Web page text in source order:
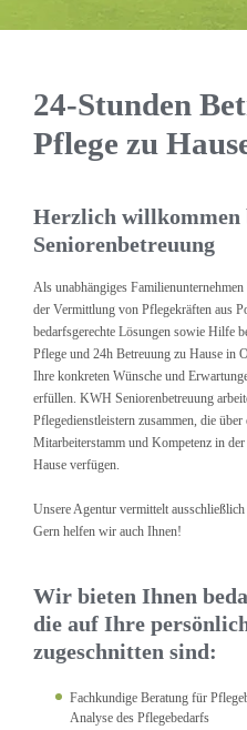
24-Stunden
Pflege zu
Herzlich
Seniorenbetreuung
Als unabhängiges
der Vermittlung von Pflegekräften aus
bedarfsgerechte Lösungen sowie Hilfe
Pflege und 24h Betreuung zu Hause in
Ihre konkreten Wünsche und
erfüllen. KWH Seniorenbetreuung
Pflegedienstleistern zusammen, die
Mitarbeiterstamm und Kompetenz in
Hause verfügen.
Unsere Agentur vermittelt
Gern helfen wir auch Ihnen!
Wir bieten Ihnen
die auf Ihre
zugeschnitten sind:
Fachkundige Beratung für
Analyse des Pflegebedarfs